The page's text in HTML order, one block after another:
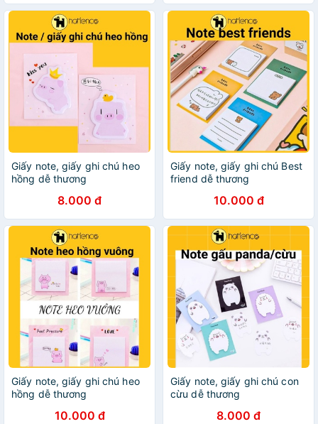
Giấy note, giấy ghi chú heo
hồng dễ thương
8.000 đ
Giấy note, giấy ghi chú Best
friend dễ thương
10.000 đ
Giấy note, giấy ghi chú heo
hồng dễ thương
10.000 đ
Giấy note, giấy ghi chú con
cừu dễ thương
8.000 đ